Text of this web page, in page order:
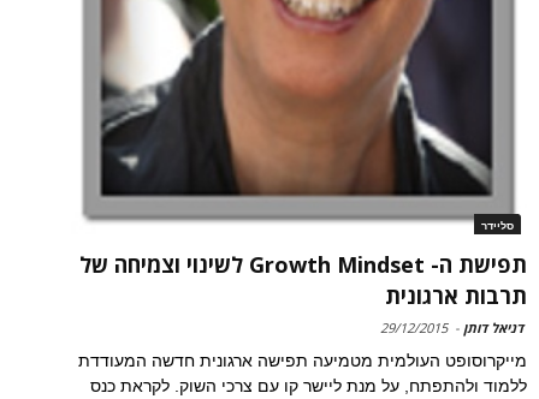
סליידר
תפישת ה- Growth Mindset לשינוי וצמיחה של
תרבות ארגונית
דניאל דותן -
29/12/2015
מייקרוסופט העולמית מטמיעה תפישה ארגונית חדשה המעודדת
ללמוד ולהתפתח, על מנת ליישר קו עם צרכי השוק. לקראת כנס